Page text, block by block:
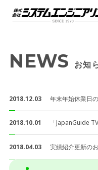
NEWS お知
2018.12.03 年末年始休業日
2018.10.01 「JapanGuide
2018.04.03 実績紹介更新の